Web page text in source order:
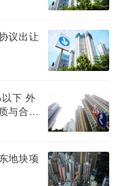
是激烈的市场争夺。
已聚集新弘·北京道、
议出让
下 外
与合作
地块项